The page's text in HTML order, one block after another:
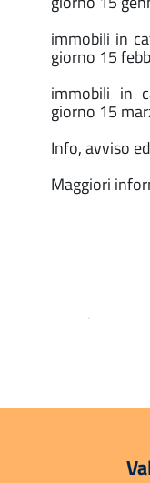
immobili in
giorno 15
immobili in
giorno 15
Info, avviso
Maggiori
.